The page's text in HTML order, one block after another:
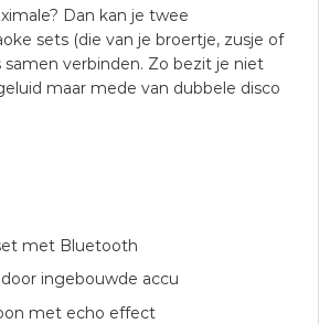
Dan kan je twee
sets (die van je broertje, zusje of
samen verbinden. Zo bezit je niet
maar mede van dubbele disco
met Bluetooth
ingebouwde accu
met echo effect